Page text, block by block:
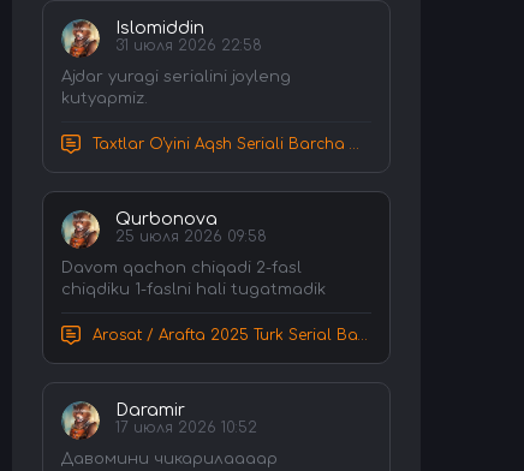
Islomiddin
31 июля 2026 22:58
Ajdar yuragi serialini joyleng
kutyapmiz.
Taxtlar O'yini Aqsh Seriali Barcha Qismlar Uzbek tilida Tarjima Serial HD Skachat
Qurbonova
25 июля 2026 09:58
Davom qachon chiqadi 2-fasl
chiqdiku 1-faslni hali tugatmadik
Arosat / Arafta 2025 Turk Serial Barcha Qismlar Uzbek tilida Tarjima Serial tas-ix skachat
Daramir
17 июля 2026 10:52
Давомини чикарилаааар